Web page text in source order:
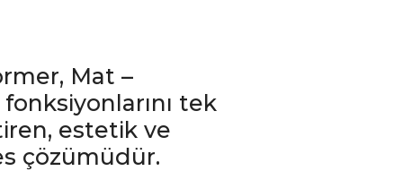
Mat –
tek
estetik ve
çözümüdür.